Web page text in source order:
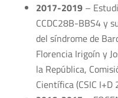
2017-2019–
CCDC28B-BBS4 y
del síndrome de
Florencia Irigoín y
la República,
Científica (CSIC I+D